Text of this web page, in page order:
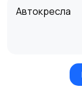
Автокресла
Игрушки и игры